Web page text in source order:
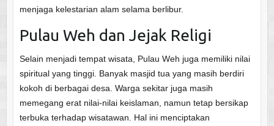
menjaga kelestarian alam selama berlibur.
Pulau Weh dan Jejak Religi
Selain menjadi tempat wisata, Pulau Weh juga memiliki nilai
spiritual yang tinggi. Banyak masjid tua yang masih berdiri
kokoh di berbagai desa. Warga sekitar juga masih
memegang erat nilai-nilai keislaman, namun tetap bersikap
terbuka terhadap wisatawan. Hal ini menciptakan